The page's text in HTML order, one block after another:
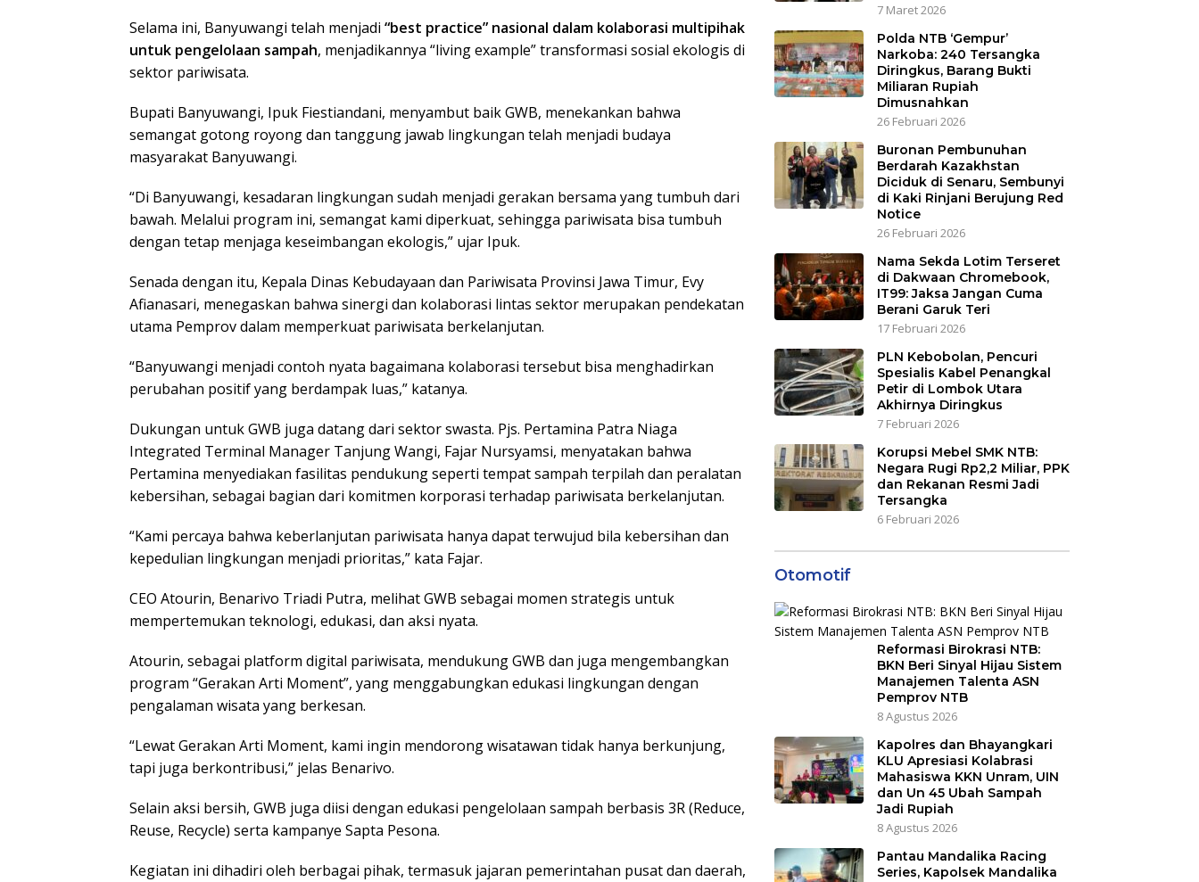
Selama ini, Banyuwangi telah menjadi “best practice” nasional dalam kolaborasi multipihak
untuk pengelolaan sampah, menjadikannya “living example” transformasi sosial ekologis di
sektor pariwisata.
Bupati Banyuwangi, Ipuk Fiestiandani, menyambut baik GWB, menekankan bahwa
semangat gotong royong dan tanggung jawab lingkungan telah menjadi budaya
masyarakat Banyuwangi.
“Di Banyuwangi, kesadaran lingkungan sudah menjadi gerakan bersama yang tumbuh dari
bawah. Melalui program ini, semangat kami diperkuat, sehingga pariwisata bisa tumbuh
dengan tetap menjaga keseimbangan ekologis,” ujar Ipuk.
Senada dengan itu, Kepala Dinas Kebudayaan dan Pariwisata Provinsi Jawa Timur, Evy
Afianasari, menegaskan bahwa sinergi dan kolaborasi lintas sektor merupakan pendekatan
utama Pemprov dalam memperkuat pariwisata berkelanjutan.
“Banyuwangi menjadi contoh nyata bagaimana kolaborasi tersebut bisa menghadirkan
perubahan positif yang berdampak luas,” katanya.
Dukungan untuk GWB juga datang dari sektor swasta. Pjs. Pertamina Patra Niaga
Integrated Terminal Manager Tanjung Wangi, Fajar Nursyamsi, menyatakan bahwa
Pertamina menyediakan fasilitas pendukung seperti tempat sampah terpilah dan peralatan
kebersihan, sebagai bagian dari komitmen korporasi terhadap pariwisata berkelanjutan.
“Kami percaya bahwa keberlanjutan pariwisata hanya dapat terwujud bila kebersihan dan
kepedulian lingkungan menjadi prioritas,” kata Fajar.
CEO Atourin, Benarivo Triadi Putra, melihat GWB sebagai momen strategis untuk
mempertemukan teknologi, edukasi, dan aksi nyata.
Atourin, sebagai platform digital pariwisata, mendukung GWB dan juga mengembangkan
program “Gerakan Arti Moment”, yang menggabungkan edukasi lingkungan dengan
pengalaman wisata yang berkesan.
“Lewat Gerakan Arti Moment, kami ingin mendorong wisatawan tidak hanya berkunjung,
tapi juga berkontribusi,” jelas Benarivo.
Selain aksi bersih, GWB juga diisi dengan edukasi pengelolaan sampah berbasis 3R (Reduce,
Reuse, Recycle) serta kampanye Sapta Pesona.
Kegiatan ini dihadiri oleh berbagai pihak, termasuk jajaran pemerintahan pusat dan daerah,
7 Maret 2026
Polda NTB ‘Gempur’
Narkoba: 240 Tersangka
Diringkus, Barang Bukti
Miliaran Rupiah
Dimusnahkan
26 Februari 2026
Buronan Pembunuhan
Berdarah Kazakhstan
Diciduk di Senaru, Sembunyi
di Kaki Rinjani Berujung Red
Notice
26 Februari 2026
Nama Sekda Lotim Terseret
di Dakwaan Chromebook,
IT99: Jaksa Jangan Cuma
Berani Garuk Teri
17 Februari 2026
PLN Kebobolan, Pencuri
Spesialis Kabel Penangkal
Petir di Lombok Utara
Akhirnya Diringkus
7 Februari 2026
Korupsi Mebel SMK NTB:
Negara Rugi Rp2,2 Miliar, PPK
dan Rekanan Resmi Jadi
Tersangka
6 Februari 2026
Otomotif
Reformasi Birokrasi NTB:
BKN Beri Sinyal Hijau Sistem
Manajemen Talenta ASN
Pemprov NTB
8 Agustus 2026
Kapolres dan Bhayangkari
KLU Apresiasi Kolabrasi
Mahasiswa KKN Unram, UIN
dan Un 45 Ubah Sampah
Jadi Rupiah
8 Agustus 2026
Pantau Mandalika Racing
Series, Kapolsek Mandalika